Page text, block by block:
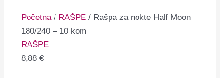
Početna / RAŠPE / Rašpa za nokte Half Moon
180/240 – 10 kom
RAŠPE
8,88€